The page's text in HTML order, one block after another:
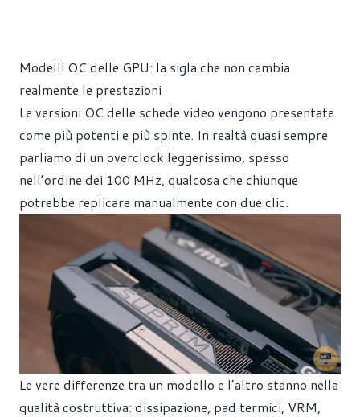
Modelli OC delle GPU: la sigla che non cambia
realmente le prestazioni
Le versioni OC delle schede video vengono presentate
come più potenti e più spinte. In realtà quasi sempre
parliamo di un overclock leggerissimo, spesso
nell’ordine dei 100 MHz, qualcosa che chiunque
potrebbe replicare manualmente con due clic.
Le vere differenze tra un modello e l’altro stanno nella
qualità costruttiva: dissipazione, pad termici, VRM,